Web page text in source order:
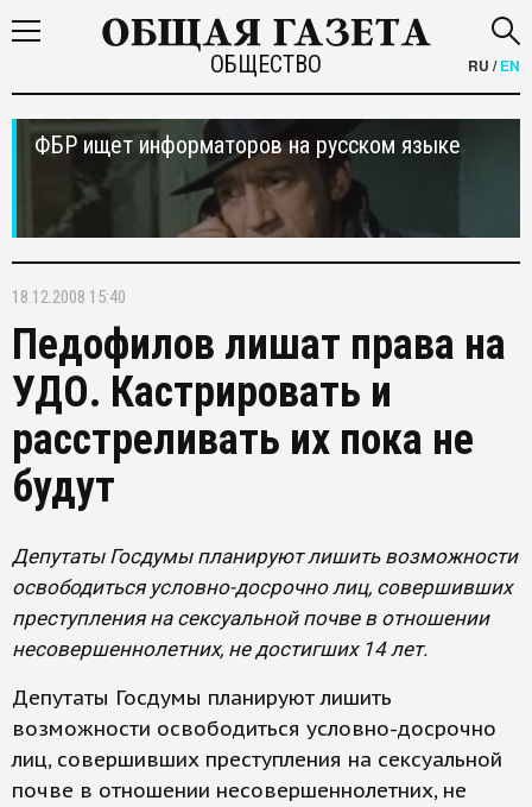
ОБЩЕСТВО RU /EN
ФБР ищет информаторов на русском языке
18.12.2008 15:40
Педофилов лишат права на
УДО. Кастрировать и
расстреливать их пока не
будут
Депутаты Госдумы планируют лишить возможности
освободиться условно-досрочно лиц, совершивших
преступления на сексуальной почве в отношении
несовершеннолетних, не достигших 14 лет.
Депутаты Госдумы планируют лишить
возможности освободиться условно-досрочно
лиц, совершивших преступления на сексуальной
почве в отношении несовершеннолетних, не